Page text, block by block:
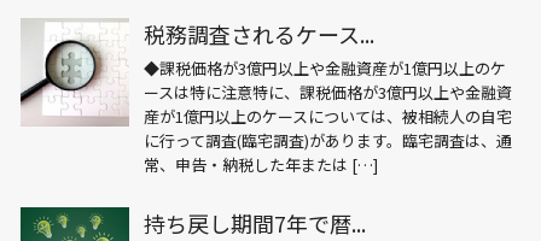
税務調査されるケース...
◆課税価格が3億円以上や金融資産が1億円以上のケ
ースは特に注意特に、課税価格が3億円以上や金融資
産が1億円以上のケースについては、被相続人の自宅
に行って調査(臨宅調査)があります。臨宅調査は、通
常、申告・納税した年または […]
持ち戻し期間7年で暦...